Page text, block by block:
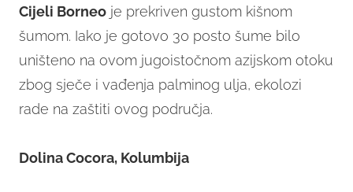
Cijeli Borneo je prekriven gustom kišnom
šumom. Iako je gotovo 30 posto šume bilo
uništeno na ovom jugoistočnom azijskom otoku
zbog sječe i vađenja palminog ulja, ekolozi
rade na zaštiti ovog područja.
Dolina Cocora, Kolumbija